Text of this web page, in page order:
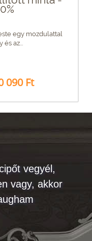
egy mozdulattal
az...
090 Ft
vegyél,
vagy, akkor